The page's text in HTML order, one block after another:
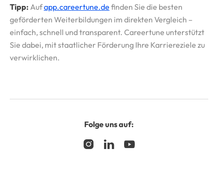
Tipp: Aufapp.careertune.de finden Sie die besten
geförderten Weiterbildungen im direkten Vergleich –
einfach, schnell und transparent. Careertune unterstützt
Sie dabei, mit staatlicher Förderung Ihre Karriereziele zu
verwirklichen.
Folge uns auf:
  